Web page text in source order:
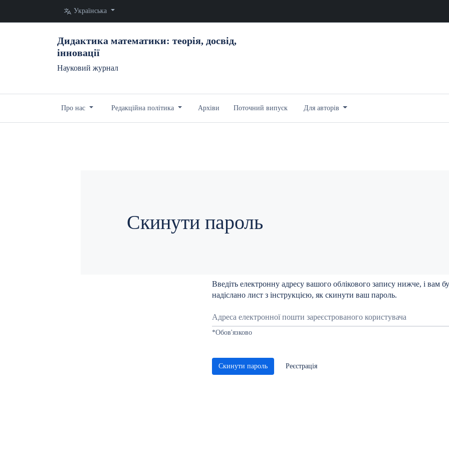
Змінити мову. Поточна мова:
Українська
Дидактика математики: теорія, досвід,
інновації
Науковий журнал
Про нас Редакційна політика Архіви Поточний випуск Для авторів
Скинути пароль
Введіть електронну адресу вашого облікового запису нижче, і вам
надіслано лист з інструкцією, як скинути ваш пароль.
Адреса електронної пошти зареєстрованого користувача
*Обов'язково
Скинути пароль Реєстрація